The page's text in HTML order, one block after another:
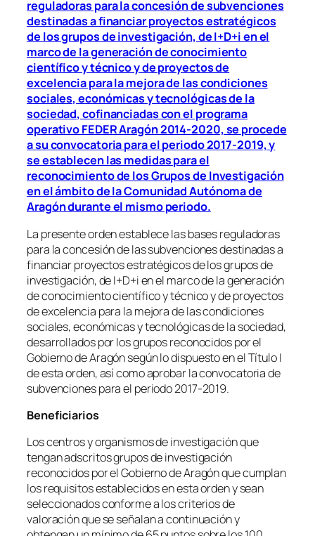
reguladoras para la concesión de subvenciones
destinadas a financiar proyectos estratégicos
de los grupos de investigación, de I+D+i en el
marco de la generación de conocimiento
científico y técnico y de proyectos de
excelencia para la mejora de las condiciones
sociales, económicas y tecnológicas de la
sociedad, cofinanciadas con el programa
operativo FEDER Aragón 2014-2020, se procede
a su convocatoria para el periodo 2017-2019, y
se establecen las medidas para el
reconocimiento de los Grupos de Investigación
en el ámbito de la Comunidad Autónoma de
Aragón durante el mismo periodo.
La presente orden establece las bases reguladoras
para la concesión de las subvenciones destinadas a
financiar proyectos estratégicos de los grupos de
investigación, de I+D+i en el marco de la generación
de conocimiento científico y técnico y de proyectos
de excelencia para la mejora de las condiciones
sociales, económicas y tecnológicas de la sociedad,
desarrollados por los grupos reconocidos por el
Gobierno de Aragón según lo dispuesto en el Título I
de esta orden, así como aprobar la convocatoria de
subvenciones para el periodo 2017-2019.
Beneficiarios
Los centros y organismos de investigación que
tengan adscritos grupos de investigación
reconocidos por el Gobierno de Aragón que cumplan
los requisitos establecidos en esta orden y sean
seleccionados conforme a los criterios de
valoración que se señalan a continuación y